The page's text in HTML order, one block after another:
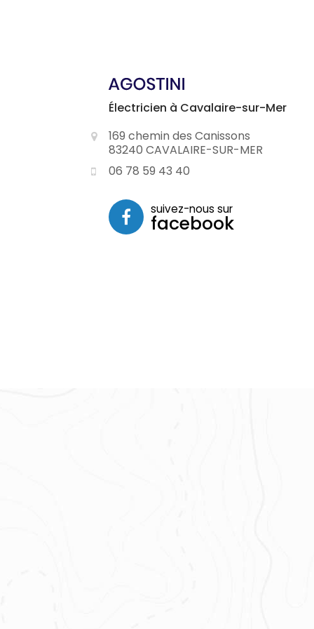
Électricien à Cavalaire-sur-Mer
169 chemin des Canissons
83240 CAVALAIRE-SUR-MER
06 78 59 43 40
suivez-nous sur
facebook